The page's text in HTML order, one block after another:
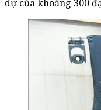
dự của khoảng 300